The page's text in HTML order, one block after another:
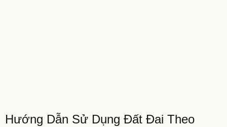
Hướng Dẫn Sử Dụng Đất Đai Theo